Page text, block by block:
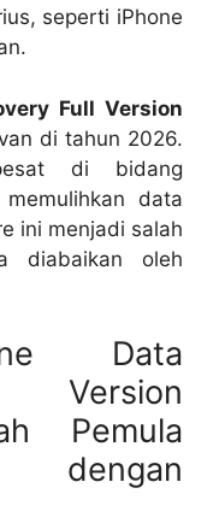
seperti iPhone
Full Version
di tahun 2026.
di bidang
data
ini menjadi salah
diabaikan oleh
Data
Version
Pemula
dengan